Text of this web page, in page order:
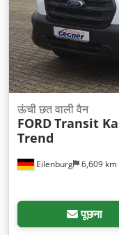
Eilenburg 6,609 km
ऊंची छत वाली वैन
FORDTransit
Trend
पूछना